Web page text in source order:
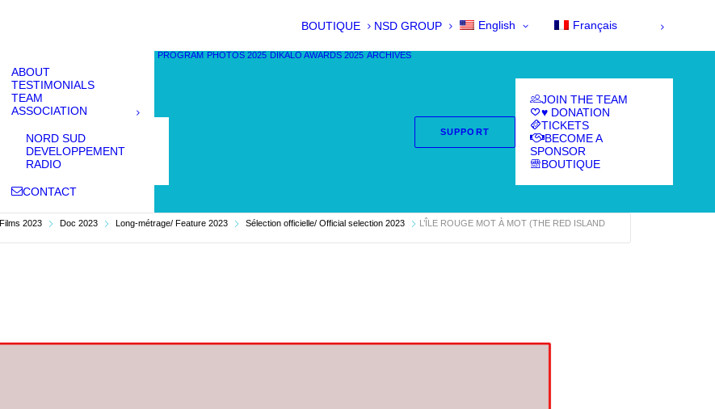
BOUTIQUE NSD GROUP English Français
ABOUT
TESTIMONIALS
TEAM
ASSOCIATION
NORD SUD
DEVELOPPEMENT
RADIO
CONTACT
PROGRAM PHOTOS 2025 DIKALO AWARDS 2025 ARCHIVES
SUPPORT
JOIN THE TEAM
♥ DONATION
TICKETS
BECOME A
SPONSOR
BOUTIQUE
Films 2023 Doc 2023 Long-métrage/ Feature 2023 Sélection officielle/ Official selection 2023
L’ÎLE ROUGE MOT À MOT (THE RED ISLAND